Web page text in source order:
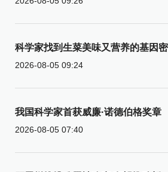
科学家找到生菜美味又营养的基因
2026-08-05 09:24
我国科学家首获威廉·诺德伯格奖章
2026-08-05 07:40